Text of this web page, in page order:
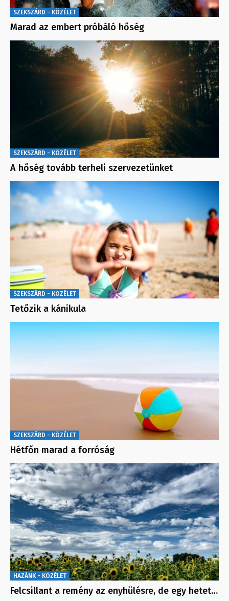
SZEKSZÁRD - KÖZÉLET
Marad az embert próbáló hőség
SZEKSZÁRD - KÖZÉLET
A hőség tovább terheli szervezetünket
SZEKSZÁRD - KÖZÉLET
Tetőzik a kánikula
SZEKSZÁRD - KÖZÉLET
Hétfőn marad a forróság
HAZÁNK - KÖZÉLET
Felcsillant a remény az enyhülésre, de egy hetet…